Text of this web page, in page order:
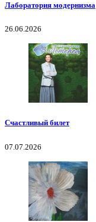
Лаборатория модернизма
26.06.2026
Счастливый билет
07.07.2026